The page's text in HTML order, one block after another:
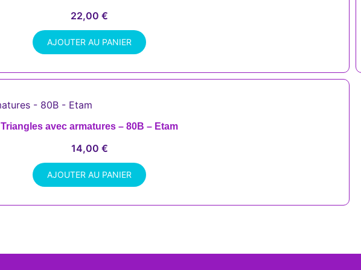
22,00 €
AJOUTER AU PANIER
Triangles avec armatures – 80B – Etam
14,00 €
AJOUTER AU PANIER